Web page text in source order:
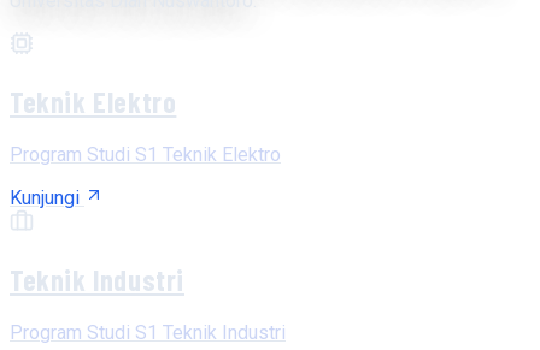
Teknik Elektro
Program Studi S1 Teknik Elektro
Kunjungi
Teknik Industri
Program Studi S1 Teknik Industri